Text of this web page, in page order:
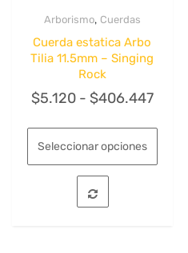
Arborismo, Cuerdas
Cuerda estatica Arbo
Tilia 11.5mm – Singing
Rock
$5.120 - $406.447Rango
desde
Seleccionar opciones
Este